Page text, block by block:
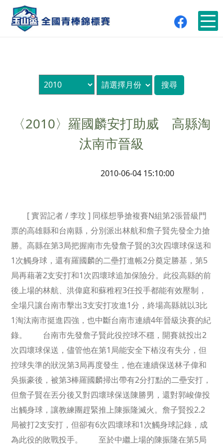
〈2010〉羅國麟安打助威 高縣淘
汰南市晉級
2010-06-04 15:10:00
[ 實習記者 / 李玟 ] 同樣想爭搶複賽N組第2張晉級門
票的高雄縣和台南縣，分別派出林航和詹子賢先發全力搶
勝。高縣在第3局把握南市先發詹子賢的3次四壞球保送和
1次觸身球，還有羅國麟的二壘打進帳2分奠定勝基，第5
局再藉著2支安打和1次四壞球追加保險分。此役高縣的前
後上場的林航、洪偉庭和蘇稚程3任投手都能有效壓制，
全場只讓台南市擊出3支安打攻進1分，終場高縣就以3比
1淘汰南市挺進四強，也中斷台南市連續4年晉級決賽的紀
錄。 台南市先發詹子賢此役控球不穩，開賽就投出2
次四壞球保送，儘管他在第1局能安全下樁沒有失分，但
控球失準的狀況第3局再度發生，他在連續保送林子偉和
吳振豪後，被第3棒羅國麟掃出帶有2分打點的二壘安打，
但詹子賢在丟分後又對四壞球保送陳勝男，還對郭峻偉投
出觸身球，讓教練團趕緊推上陳振隆滅火。詹子賢投2.2
局被打2支安打，但卻有6次四壞球和1次觸身球記錄，成
為此役的敗戰投手。 至於中繼上場的陳振隆在第5局